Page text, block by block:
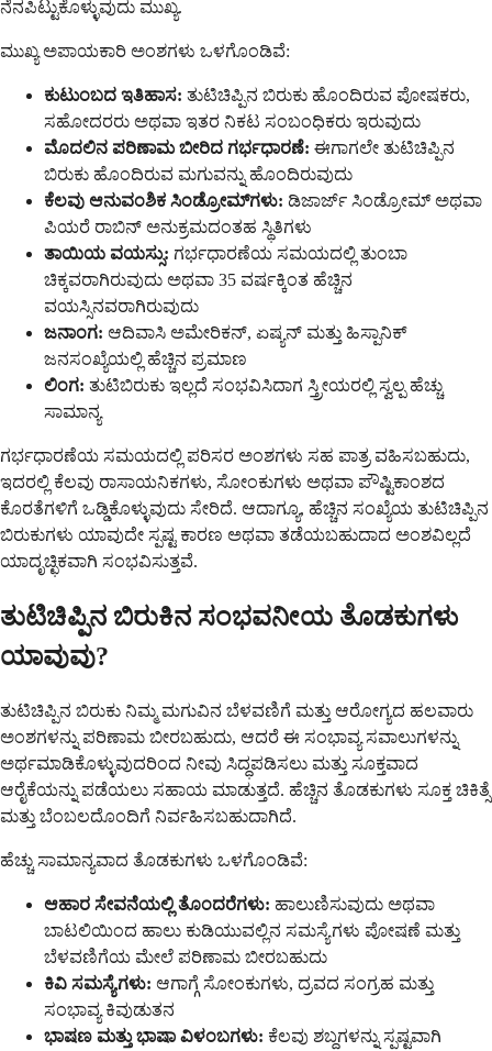
ನೆನಪಿಟ್ಟುಕೊಳ್ಳುವುದು ಮುಖ್ಯ.
ಮುಖ್ಯ ಅಪಾಯಕಾರಿ ಅಂಶಗಳು ಒಳಗೊಂಡಿವೆ:
ಕುಟುಂಬದ ಇತಿಹಾಸ: ತುಟಿಚಿಪ್ಪಿನ ಬಿರುಕು ಹೊಂದಿರುವ ಪೋಷಕರು,
ಸಹೋದರರು ಅಥವಾ ಇತರ ನಿಕಟ ಸಂಬಂಧಿಕರು ಇರುವುದು
ಮೊದಲಿನ ಪರಿಣಾಮ ಬೀರಿದ ಗರ್ಭಧಾರಣೆ: ಈಗಾಗಲೇ ತುಟಿಚಿಪ್ಪಿನ
ಬಿರುಕು ಹೊಂದಿರುವ ಮಗುವನ್ನು ಹೊಂದಿರುವುದು
ಕೆಲವು ಆನುವಂಶಿಕ ಸಿಂಡ್ರೋಮ್‌ಗಳು: ಡಿಜಾರ್ಜ್ ಸಿಂಡ್ರೋಮ್ ಅಥವಾ
ಪಿಯರೆ ರಾಬಿನ್ ಅನುಕ್ರಮದಂತಹ ಸ್ಥಿತಿಗಳು
ತಾಯಿಯ ವಯಸ್ಸು: ಗರ್ಭಧಾರಣೆಯ ಸಮಯದಲ್ಲಿ ತುಂಬಾ
ಚಿಕ್ಕವರಾಗಿರುವುದು ಅಥವಾ 35 ವರ್ಷಕ್ಕಿಂತ ಹೆಚ್ಚಿನ
ವಯಸ್ಸಿನವರಾಗಿರುವುದು
ಜನಾಂಗ: ಆದಿವಾಸಿ ಅಮೇರಿಕನ್, ಏಷ್ಯನ್ ಮತ್ತು ಹಿಸ್ಪಾನಿಕ್
ಜನಸಂಖ್ಯೆಯಲ್ಲಿ ಹೆಚ್ಚಿನ ಪ್ರಮಾಣ
ಲಿಂಗ: ತುಟಿಬಿರುಕು ಇಲ್ಲದೆ ಸಂಭವಿಸಿದಾಗ ಸ್ತ್ರೀಯರಲ್ಲಿ ಸ್ವಲ್ಪ ಹೆಚ್ಚು
ಸಾಮಾನ್ಯ
ಗರ್ಭಧಾರಣೆಯ ಸಮಯದಲ್ಲಿ ಪರಿಸರ ಅಂಶಗಳು ಸಹ ಪಾತ್ರ ವಹಿಸಬಹುದು,
ಇದರಲ್ಲಿ ಕೆಲವು ರಾಸಾಯನಿಕಗಳು, ಸೋಂಕುಗಳು ಅಥವಾ ಪೌಷ್ಟಿಕಾಂಶದ
ಕೊರತೆಗಳಿಗೆ ಒಡ್ಡಿಕೊಳ್ಳುವುದು ಸೇರಿದೆ. ಆದಾಗ್ಯೂ, ಹೆಚ್ಚಿನ ಸಂಖ್ಯೆಯ ತುಟಿಚಿಪ್ಪಿನ
ಬಿರುಕುಗಳು ಯಾವುದೇ ಸ್ಪಷ್ಟ ಕಾರಣ ಅಥವಾ ತಡೆಯಬಹುದಾದ ಅಂಶವಿಲ್ಲದೆ
ಯಾದೃಚ್ಛಿಕವಾಗಿ ಸಂಭವಿಸುತ್ತವೆ.
ತುಟಿಚಿಪ್ಪಿನ ಬಿರುಕಿನ ಸಂಭವನೀಯ ತೊಡಕುಗಳು
ಯಾವುವು?
ತುಟಿಚಿಪ್ಪಿನ ಬಿರುಕು ನಿಮ್ಮ ಮಗುವಿನ ಬೆಳವಣಿಗೆ ಮತ್ತು ಆರೋಗ್ಯದ ಹಲವಾರು
ಅಂಶಗಳನ್ನು ಪರಿಣಾಮ ಬೀರಬಹುದು, ಆದರೆ ಈ ಸಂಭಾವ್ಯ ಸವಾಲುಗಳನ್ನು
ಅರ್ಥಮಾಡಿಕೊಳ್ಳುವುದರಿಂದ ನೀವು ಸಿದ್ಧಪಡಿಸಲು ಮತ್ತು ಸೂಕ್ತವಾದ
ಆರೈಕೆಯನ್ನು ಪಡೆಯಲು ಸಹಾಯ ಮಾಡುತ್ತದೆ. ಹೆಚ್ಚಿನ ತೊಡಕುಗಳು ಸೂಕ್ತ ಚಿಕಿತ್ಸೆ
ಮತ್ತು ಬೆಂಬಲದೊಂದಿಗೆ ನಿರ್ವಹಿಸಬಹುದಾಗಿದೆ.
ಹೆಚ್ಚು ಸಾಮಾನ್ಯವಾದ ತೊಡಕುಗಳು ಒಳಗೊಂಡಿವೆ:
ಆಹಾರ ಸೇವನೆಯಲ್ಲಿ ತೊಂದರೆಗಳು: ಹಾಲುಣಿಸುವುದು ಅಥವಾ
ಬಾಟಲಿಯಿಂದ ಹಾಲು ಕುಡಿಯುವಲ್ಲಿನ ಸಮಸ್ಯೆಗಳು ಪೋಷಣೆ ಮತ್ತು
ಬೆಳವಣಿಗೆಯ ಮೇಲೆ ಪರಿಣಾಮ ಬೀರಬಹುದು
ಕಿವಿ ಸಮಸ್ಯೆಗಳು: ಆಗಾಗ್ಗೆ ಸೋಂಕುಗಳು, ದ್ರವದ ಸಂಗ್ರಹ ಮತ್ತು
ಸಂಭಾವ್ಯ ಕಿವುಡುತನ
ಭಾಷಣ ಮತ್ತು ಭಾಷಾ ವಿಳಂಬಗಳು: ಕೆಲವು ಶಬ್ದಗಳನ್ನು ಸ್ಪಷ್ಟವಾಗಿ